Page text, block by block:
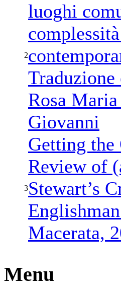
2
luoghi
Rosa
Giovanni
3
Getting the
Review of
Stewart’s
Macerata,
Menu